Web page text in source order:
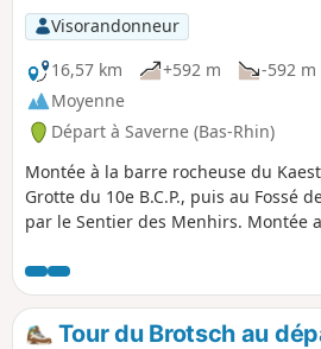
Visorandonneur
16,57 km
+592 m -592 m
Moyenne
Départ à Saverne (Bas-Rhin)
Montée à la barre rocheuse du
Grotte du 10e B.C.P., puis au Fossé
par le Sentier des Menhirs. Montée
piton ruiniforme du Rappenfels par
des Bavarois. Et pour finir, la Grotte
ruines du château de Greifenstein.
Tour du Brotsch au